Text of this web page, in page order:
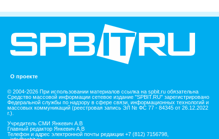
О проекте
© 2004-2026 При использовании материалов ссылка на spbit.ru обязательна
Средство массовой информации сетевое издание "SPBIT.RU" зарегистрировано
Федеральной службы по надзору в сфере связи, информационных технологий и
массовых коммуникаций (реестровая запись ЭЛ № ФС 77 - 84345 от 26.12.2022
г.).
Учредитель СМИ Янкевич А.В
Главный редактор Янкевич А.В
Телефон и адрес электронной почты редакции +7 (812) 7156798,